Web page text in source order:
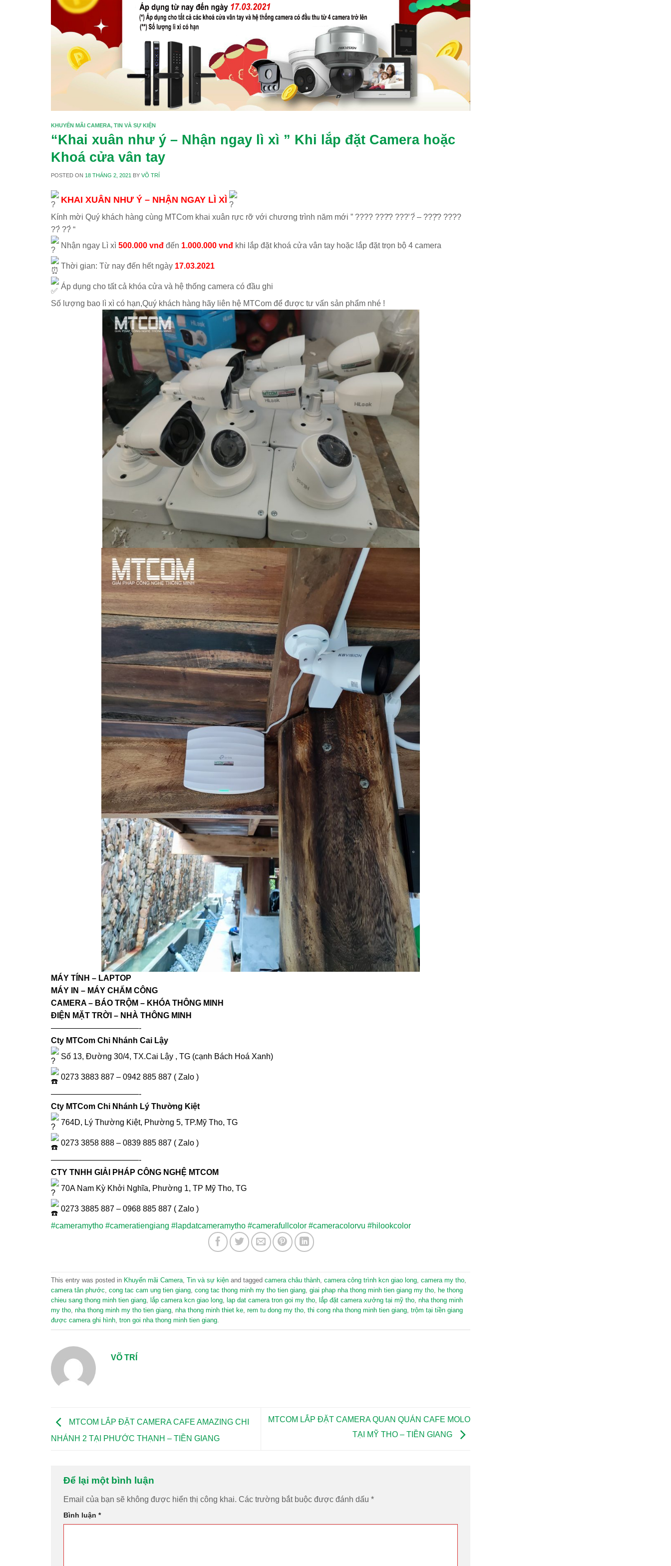
KHUYẾN MÃI CAMERA,TIN VÀ SỰ KIỆN
“Khai xuân như ý – Nhận ngay lì xì ” Khi lắp đặt Camera hoặc
Khoá cửa vân tay
POSTED ON 18 THÁNG 2, 2021 BYVÕ TRÍ
KHAI XUÂN NHƯ Ý – NHẬN NGAY LÌ XÌ
Kính mời Quý khách hàng cùng MTCom khai xuân rực rỡ với chương trình năm mới ” ???? ???̂? ???̛ ?́ – ???̣̂? ????
??̀ ??̀ “
Nhận ngay Lì xì 500.000 vnđ đến 1.000.000 vnđ khi lắp đặt khoá cửa vân tay hoặc lắp đặt trọn bộ 4 camera
Thời gian: Từ nay đến hết ngày 17.03.2021
Áp dụng cho tất cả khóa cửa và hệ thống camera có đầu ghi
Số lượng bao lì xì có hạn,Quý khách hàng hãy liên hệ MTCom để được tư vấn sản phẩm nhé !
MÁY TÍNH – LAPTOP
MÁY IN – MÁY CHẤM CÔNG
CAMERA – BÁO TRỘM – KHÓA THÔNG MINH
ĐIỆN MẶT TRỜI – NHÀ THÔNG MINH
———————————-
Cty MTCom Chi Nhánh Cai Lậy
Số 13, Đường 30/4, TX.Cai Lậy , TG (cạnh Bách Hoá Xanh)
0273 3883 887 – 0942 885 887 ( Zalo )
———————————-
Cty MTCom Chi Nhánh Lý Thường Kiệt
764D, Lý Thường Kiệt, Phường 5, TP.Mỹ Tho, TG
0273 3858 888 – 0839 885 887 ( Zalo )
———————————-
CTY TNHH GIẢI PHÁP CÔNG NGHỆ MTCOM
70A Nam Kỳ Khởi Nghĩa, Phường 1, TP Mỹ Tho, TG
0273 3885 887 – 0968 885 887 ( Zalo )
#cameramytho #cameratiengiang #lapdatcameramytho #camerafullcolor #cameracolorvu #hilookcolor
This entry was posted in Khuyến mãi Camera Tin và sự kiện and tagged camera châu thành camera công trình kcn giao long camera my tho
camera tân phước cong tac cam ung tien giang cong tac thong minh my tho tien giang giai phap nha thong minh tien giang my tho
he thong
chieu sang thong minh tien giang
lắp camera kcn giao long lap dat camera tron goi my tho lắp đặt camera xưởng tại mỹ tho nha thong minh
my tho nha thong minh my tho tien giang nha thong minh thiet ke rem tu dong my tho thi cong nha thong minh tien giang trộm tại tiền giang
được camera ghi hình tron goi nha thong minh tien giang
VÕ TRÍ
MTCOM LẮP ĐẶT CAMERA CAFE AMAZING CHI
NHÁNH 2 TẠI PHƯỚC THẠNH – TIỀN GIANG
MTCOM LẮP ĐẶT CAMERA QUAN QUÁN CAFE MOLO
TẠI MỸ THO – TIỀN GIANG
Để lại một bình luận
Email của bạn sẽ không được hiển thị công khai. Các trường bắt buộc được đánh dấu *
Bình luận *